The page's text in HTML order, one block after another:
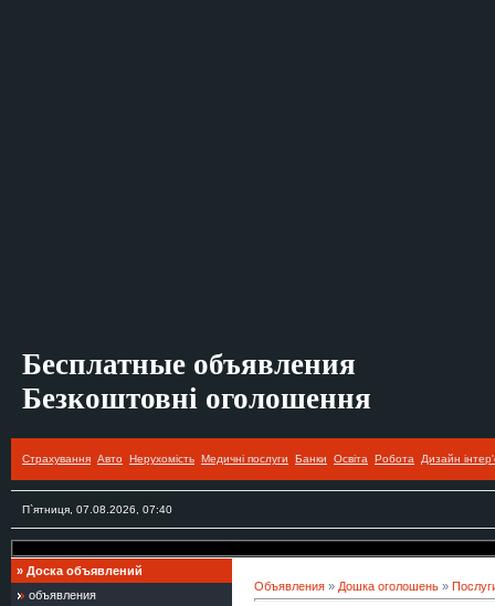
Бесплатные объявления
Безкоштовні оголошення
Страхування Авто Нерухомість Медичні послуги Банки Освіта Робота Дизайн
П`ятниця, 07.08.2026, 07:40
» Доска объявлений
объявления
Объявления » Дошка оголошень »